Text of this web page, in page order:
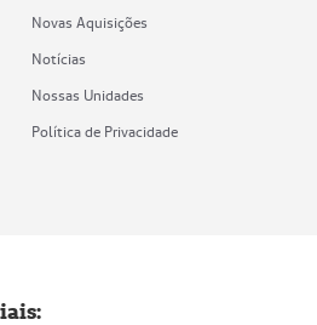
Novas Aquisições
Notícias
Nossas Unidades
Política de Privacidade